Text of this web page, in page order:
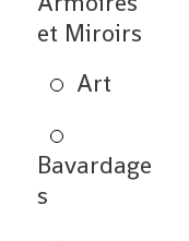
et Miroirs
Art
Bavardage
s